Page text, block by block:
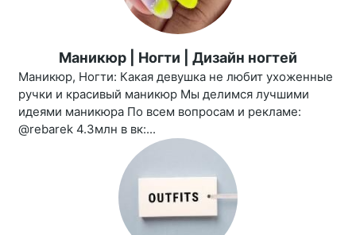
Маникюр | Ногти | Дизайн ногтей
Маникюр, Ногти: Какая девушка не любит ухоженные
ручки и красивый маникюр Мы делимся лучшими
идеями маникюра По всем вопросам и рекламе:
@rebarek 4.3млн в вк:...